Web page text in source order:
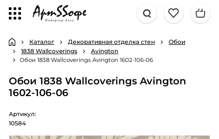
Каталог Декоративная отделка стен
Обои
1838 Wallcoverings
Avington
Обои 1838 Wallcoverings Avington 1602-106-06
Обои 1838 Wallcoverings Avington
1602-106-06
Артикул:
10584